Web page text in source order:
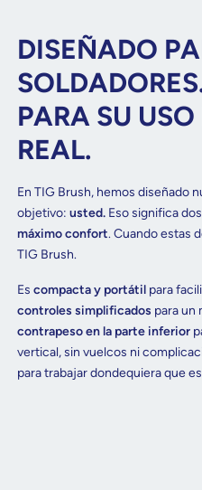
DISEÑADO
PARA SU
REAL.
En TIG Brush, hemos diseñado
objetivo:usted. Eso significa
máximo confort. Cuando estas
TIG Brush.
Escompacta y portátil para
controles simplificados para un
contrapeso en la parte inferior
vertical, sin vuelcos ni
para trabajar dondequiera que